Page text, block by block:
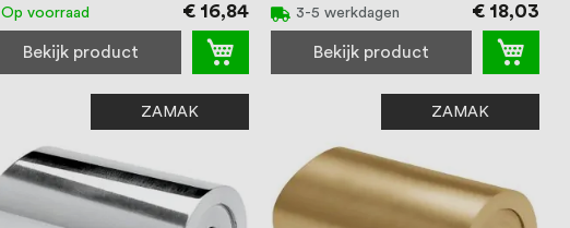
Op voorraad € 16,84
Bekijk product
3-5 werkdagen € 18,03
Bekijk product
ZAMAK ZAMAK